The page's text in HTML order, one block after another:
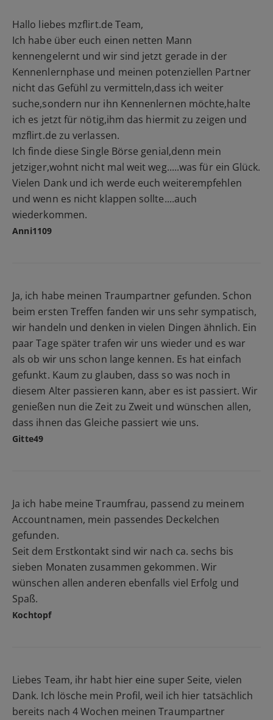
Hallo liebes mzflirt.de Team,
Ich habe über euch einen netten Mann
kennengelernt und wir sind jetzt gerade in der
Kennenlernphase und meinen potenziellen Partner
nicht das Gefühl zu vermitteln,dass ich weiter
suche,sondern nur ihn Kennenlernen möchte,halte
ich es jetzt für nötig,ihm das hiermit zu zeigen und
mzflirt.de zu verlassen.
Ich finde diese Single Börse genial,denn mein
jetziger,wohnt nicht mal weit weg.....was für ein Glück.
Vielen Dank und ich werde euch weiterempfehlen
und wenn es nicht klappen sollte....auch
wiederkommen.
Anni1109
Ja, ich habe meinen Traumpartner gefunden. Schon
beim ersten Treffen fanden wir uns sehr sympatisch,
wir handeln und denken in vielen Dingen ähnlich. Ein
paar Tage später trafen wir uns wieder und es war
als ob wir uns schon lange kennen. Es hat einfach
gefunkt. Kaum zu glauben, dass so was noch in
diesem Alter passieren kann, aber es ist passiert. Wir
genießen nun die Zeit zu Zweit und wünschen allen,
dass ihnen das Gleiche passiert wie uns.
Gitte49
Ja ich habe meine Traumfrau, passend zu meinem
Accountnamen, mein passendes Deckelchen
gefunden.
Seit dem Erstkontakt sind wir nach ca. sechs bis
sieben Monaten zusammen gekommen. Wir
wünschen allen anderen ebenfalls viel Erfolg und
Spaß.
Kochtopf
Liebes Team, ihr habt hier eine super Seite, vielen
Dank. Ich lösche mein Profil, weil ich hier tatsächlich
bereits nach 4 Wochen meinen Traumpartner